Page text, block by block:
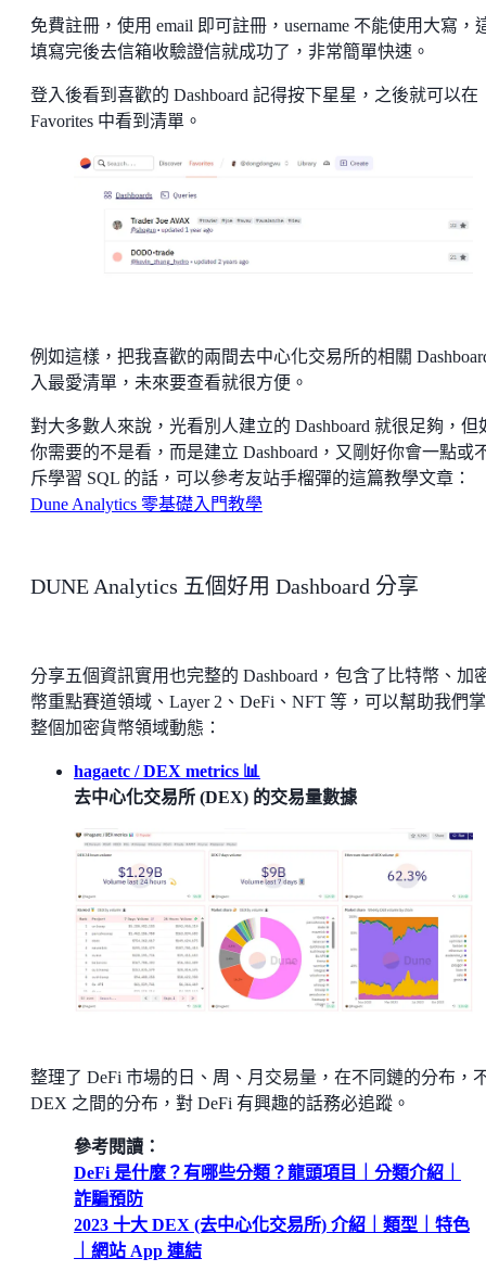
免費註冊，使用 email 即可註冊，username 不能使用大寫，
填寫完後去信箱收驗證信就成功了，非常簡單快速。
登入後看到喜歡的 Dashboard 記得按下星星，之後就可以在
Favorites 中看到清單。
例如這樣，把我喜歡的兩間去中心化交易所的相關
入最愛清單，未來要查看就很方便。
對大多數人來說，光看別人建立的 Dashboard 就很足夠，但
你需要的不是看，而是建立 Dashboard，又剛好你會一點或
斥學習 SQL 的話，可以參考友站手榴彈的這篇教學文章：
Dune Analytics 零基礎入門教學
DUNE Analytics 五個好用 Dashboard 分享
分享五個資訊實用也完整的 Dashboard，包含了比特幣、加
幣重點賽道領域、Layer 2、DeFi、NFT 等，可以幫助我們
整個加密貨幣領域動態：
hagaetc / DEX metrics 📊
去中心化交易所 (DEX) 的交易量數據
整理了 DeFi 市場的日、周、月交易量，在不同鏈的分布，
DEX 之間的分布，對 DeFi 有興趣的話務必追蹤。
參考閱讀：
DeFi 是什麼？有哪些分類？龍頭項目｜分類介紹｜
詐騙預防
2023 十大 DEX (去中心化交易所) 介紹｜類型｜特色
｜網站 App 連結